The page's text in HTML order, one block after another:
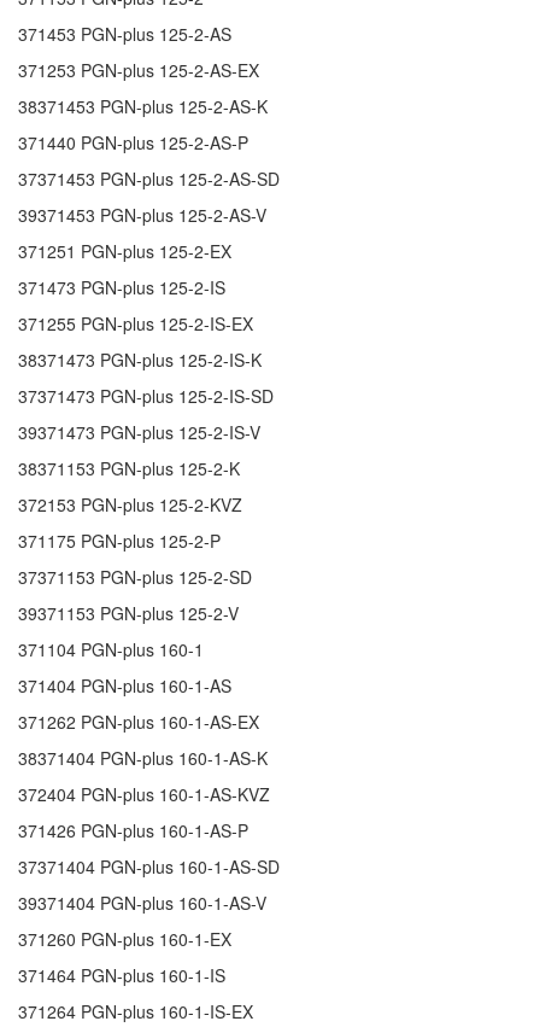
371453 PGN-plus 125-2-AS
371253 PGN-plus 125-2-AS-EX
38371453 PGN-plus 125-2-AS-K
371440 PGN-plus 125-2-AS-P
37371453 PGN-plus 125-2-AS-SD
39371453 PGN-plus 125-2-AS-V
371251 PGN-plus 125-2-EX
371473 PGN-plus 125-2-IS
371255 PGN-plus 125-2-IS-EX
38371473 PGN-plus 125-2-IS-K
37371473 PGN-plus 125-2-IS-SD
39371473 PGN-plus 125-2-IS-V
38371153 PGN-plus 125-2-K
372153 PGN-plus 125-2-KVZ
371175 PGN-plus 125-2-P
37371153 PGN-plus 125-2-SD
39371153 PGN-plus 125-2-V
371104 PGN-plus 160-1
371404 PGN-plus 160-1-AS
371262 PGN-plus 160-1-AS-EX
38371404 PGN-plus 160-1-AS-K
372404 PGN-plus 160-1-AS-KVZ
371426 PGN-plus 160-1-AS-P
37371404 PGN-plus 160-1-AS-SD
39371404 PGN-plus 160-1-AS-V
371260 PGN-plus 160-1-EX
371464 PGN-plus 160-1-IS
371264 PGN-plus 160-1-IS-EX